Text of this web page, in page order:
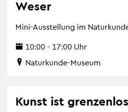
Weser
Mini-Aus­stel­lung im
10:00 - 17:00 Uhr
Na­tur­kun­de-Mu­se­um
Kunst ist gren­zen­los